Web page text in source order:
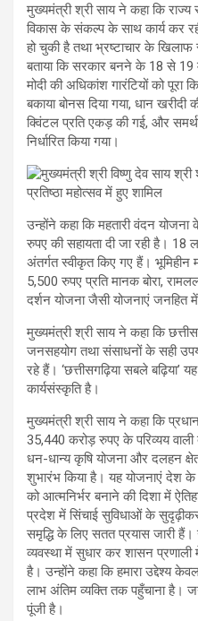
मुख्यमंत्री श्री साय ने कहा कि राज्य
विकास के संकल्प के साथ कार्य कर
हो चुकी है तथा भ्रष्टाचार के खिलाफ
बताया कि सरकार बनने के 18 से 19
मोदी की अधिकांश गारंटियों को पूरा
बकाया बोनस दिया गया, धान
क्विंटल प्रति एकड़ की गई, और
निर्धारित किया गया।
उन्होंने कहा कि महतारी वंदन
रुपए की सहायता दी जा रही है।
अंतर्गत स्वीकृत किए गए हैं। भूमिहीन
5,500 रुपए प्रति मानक बोरा,
दर्शन योजना जैसी योजनाएं जनहित
मुख्यमंत्री श्री साय ने कहा कि
जनसहयोग तथा संसाधनों के सही
रहे हैं। ‘छत्तीसगढ़िया सबले बढ़िया’
कार्यसंस्कृति है।
मुख्यमंत्री श्री साय ने कहा कि
35,440 करोड़ रुपए के परिव्यय
धन-धान्य कृषि योजना और दलहन
शुभारंभ किया है। यह योजनाएं देश
को आत्मनिर्भर बनाने की दिशा में
प्रदेश में सिंचाई सुविधाओं के
समृद्धि के लिए सतत प्रयास जारी हैं।
व्यवस्था में सुधार कर शासन प्रणाली
है। उन्होंने कहा कि हमारा उद्देश्य
लाभ अंतिम व्यक्ति तक पहुँचाना है।
पूंजी है।